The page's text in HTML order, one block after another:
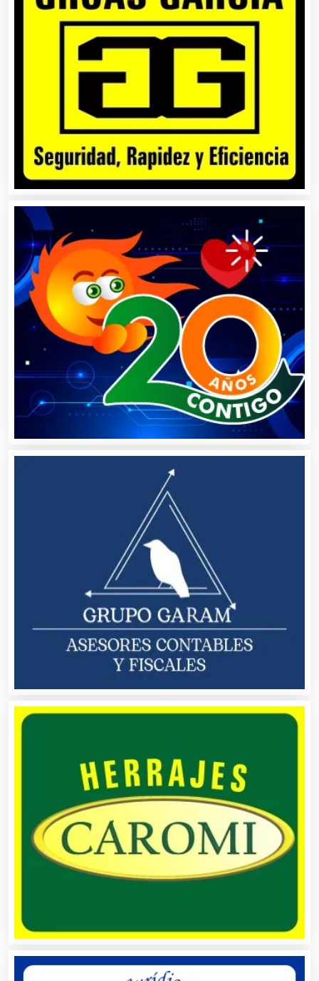
Análisis Clínicos
Análisis de Aguas
Aparatos y Equipos Eléctricos
Artes Gráficas
Artesanías
Artículos de Oficina
Artículos de Piel
Artículos Deportivos
Artículos Importados
Artículos para el Hogar
Artículos para Regalos
Artículos Personales
Artículos Publicitarios
Aseguradoras
Asesores Técnicos
Asesoría Fiscal
Asilos